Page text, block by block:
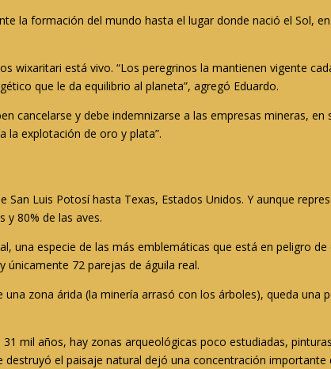
la formación del mundo hasta el lugar donde nació el Sol,
wixaritari está vivo. “Los peregrinos la mantienen vigente
que le da equilibrio al planeta”, agregó Eduardo.
cancelarse y debe indemnizarse a las empresas mineras, en
la explotación de oro y plata”.
Luis Potosí hasta Texas, Estados Unidos. Y aunque
80% de las aves.
una especie de las más emblemáticas que está en peligro
únicamente 72 parejas de águila real.
zona árida (la minería arrasó con los árboles), queda una
mil años, hay zonas arqueológicas poco estudiadas,
el paisaje natural dejó una concentración importante